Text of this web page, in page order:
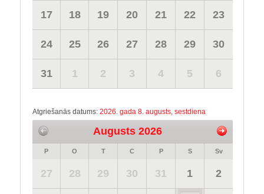
17 18 19 20 21 22 23
24 25 26 27 28 29 30
31 1 2 3 4 5 6
Atgriešanās datums: 2026. gada 8. augusts, sestdiena
Augusts 2026
P O T C P S Sv
27 28 29 30 31 1 2